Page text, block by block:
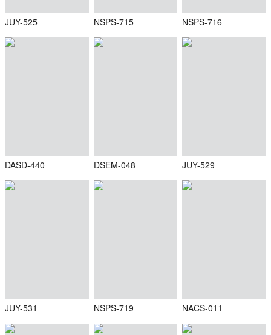
JUY-525 NSPS-715 NSPS-716
DASD-440 DSEM-048 JUY-529
JUY-531 NSPS-719 NACS-011